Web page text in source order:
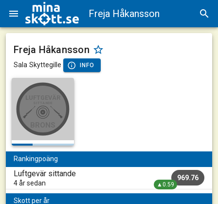
Freja Håkansson
Freja Håkansson
Sala Skyttegille INFO
Rankingpoäng
Luftgevär sittande
4 år sedan
969.76
▲0.59
Skott per år